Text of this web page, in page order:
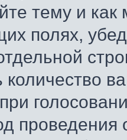
тему и
полях,
количество
проведения